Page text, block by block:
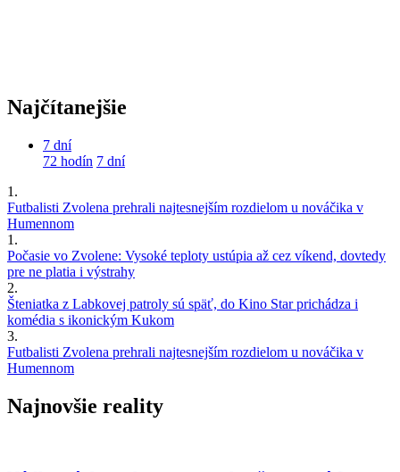
Najčítanejšie
7 dní
72 hodín 7 dní
1.
Futbalisti Zvolena prehrali najtesnejším rozdielom u nováčika v
Humennom
1.
Počasie vo Zvolene: Vysoké teploty ustúpia až cez víkend, dovtedy
pre ne platia i výstrahy
2.
Šteniatka z Labkovej patroly sú späť, do Kino Star prichádza i
komédia s ikonickým Kukom
3.
Futbalisti Zvolena prehrali najtesnejším rozdielom u nováčika v
Humennom
Najnovšie reality